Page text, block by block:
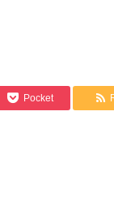
Pocket